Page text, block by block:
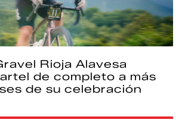
Rioja Alavesa
de completo a más
de su celebración